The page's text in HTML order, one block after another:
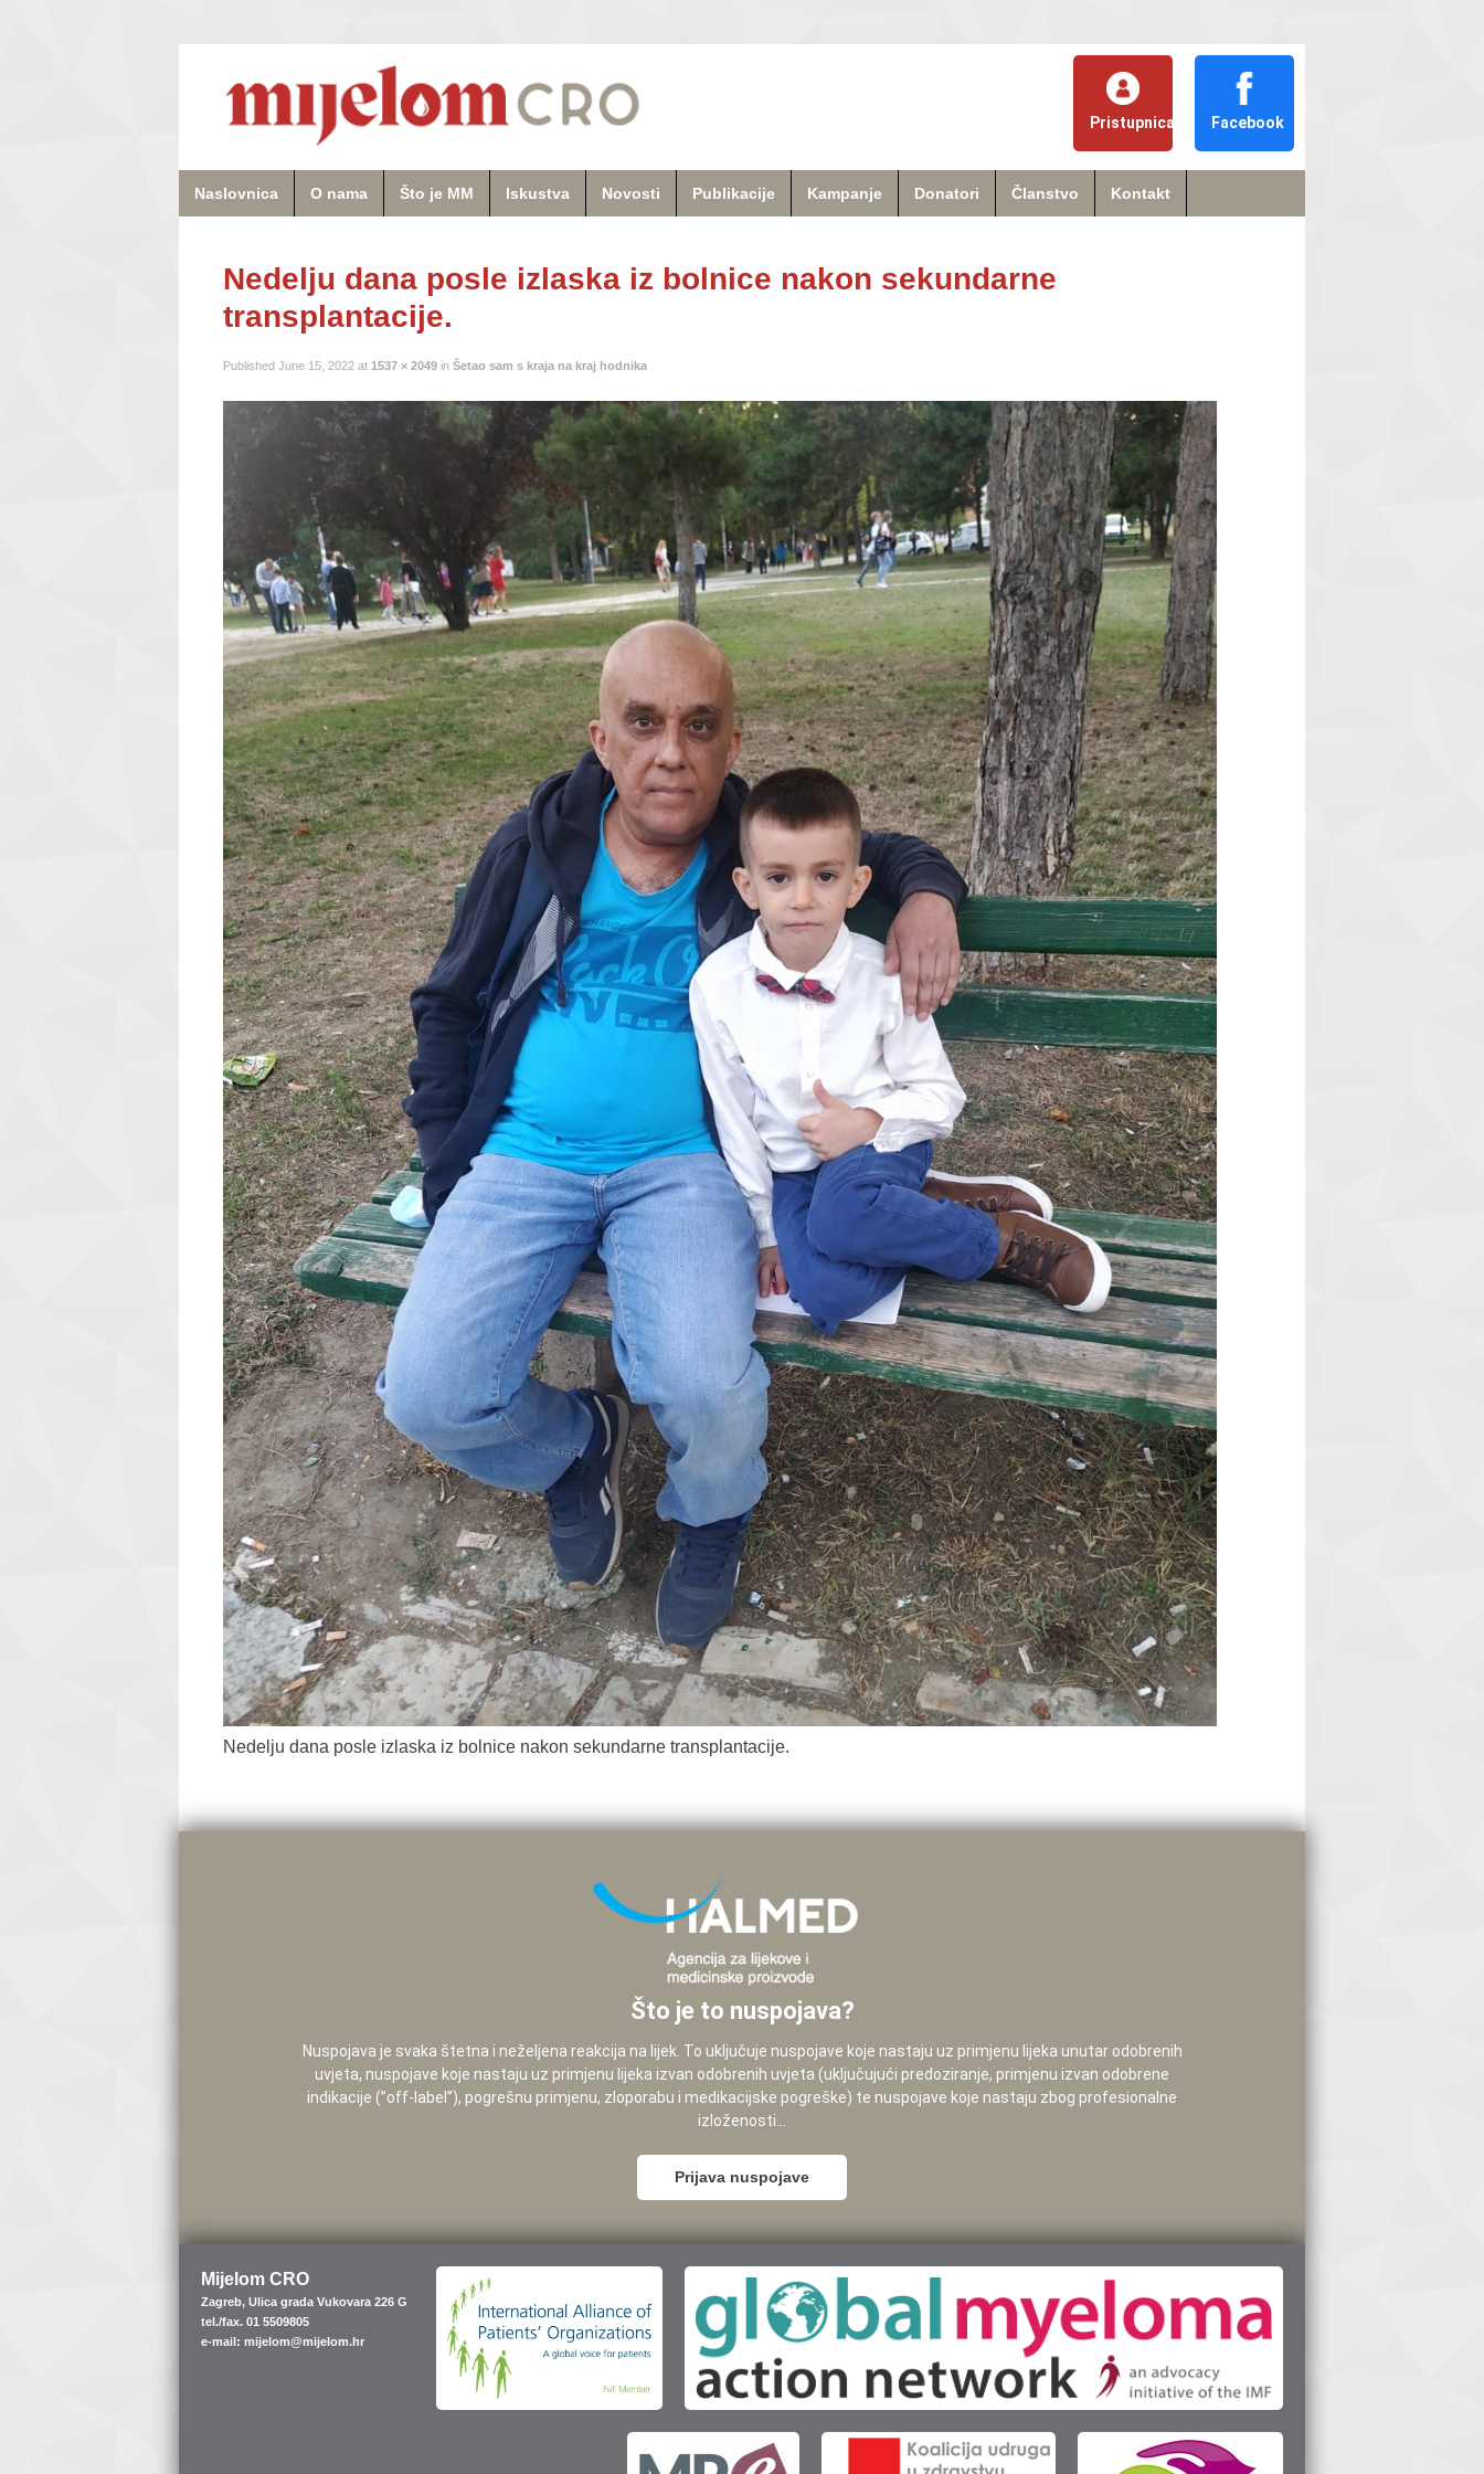
Pristupnica Facebook
Naslovnica O nama Što je MM Iskustva Novosti Publikacije Kampanje Donatori Članstvo Kontakt
Nedelju dana posle izlaska iz bolnice nakon sekundarne
transplantacije.
Published June 15, 2022 at 1537 × 2049 in Šetao sam s kraja na kraj hodnika
Nedelju dana posle izlaska iz bolnice nakon sekundarne transplantacije.
Što je to nuspojava?
Nuspojava je svaka štetna i neželjena reakcija na lijek. To uključuje nuspojave koje nastaju uz primjenu lijeka unutar odobrenih
uvjeta, nuspojave koje nastaju uz primjenu lijeka izvan odobrenih uvjeta (uključujući predoziranje, primjenu izvan odobrene
indikacije (”off-label”), pogrešnu primjenu, zloporabu i medikacijske pogreške) te nuspojave koje nastaju zbog profesionalne
izloženosti...
Prijava nuspojave
Mijelom CRO
Zagreb, Ulica grada Vukovara 226 G
tel./fax. 01 5509805
e-mail: mijelom@mijelom.hr